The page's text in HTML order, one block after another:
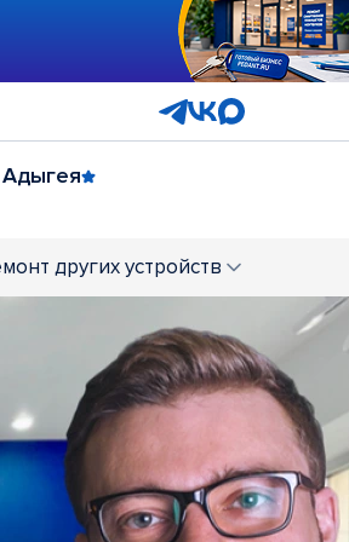
"Юбилейный"
с ТРЦ "Галерея"
201-87-48
Экстра"
212-38-62
других устройств